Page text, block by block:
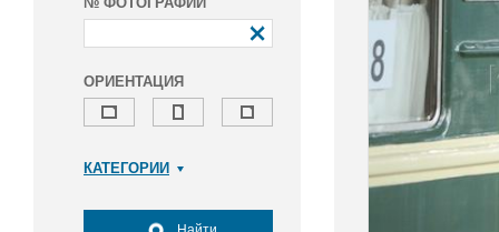
ОРИЕНТАЦИЯ
КАТЕГОРИИ
Досуг, туризм и отдых